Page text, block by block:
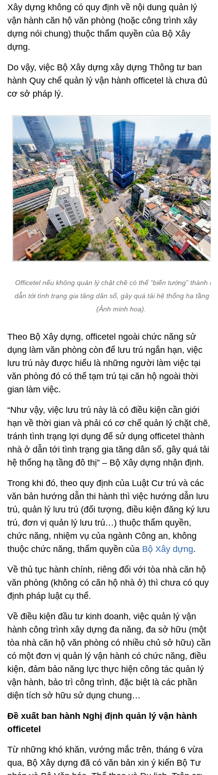
Xây dựng không có quy định về nội dung quản lý
vận hành căn hộ văn phòng (hoặc công trình xây
dựng nói chung) thuộc thẩm quyền của Bộ Xây
dựng.
Do vậy, việc Bộ Xây dựng xây dựng Thông tư ban
hành Quy chế quản lý vận hành officetel là chưa đủ
cơ sở pháp lý.
Officetel nếu không quản lý chặt chẽ có thể “biến tướng” thành
dẫn tới tình trạng gia tăng dân số, gây quá tải hệ thống hạ tầng
(Ảnh minh hoạ).
Theo Bộ Xây dựng, officetel ngoài chức năng sử
dụng làm văn phòng còn để lưu trú ngắn hạn, việc
lưu trú này được hiểu là những người làm việc tại
văn phòng đó có thể tạm trú tại căn hộ ngoài thời
gian làm việc.
“Như vậy, việc lưu trú này là có điều kiện cần giới
hạn về thời gian và phải có cơ chế quản lý chặt chẽ,
tránh tình trạng lợi dụng để sử dụng officetel thành
nhà ở dẫn tới tình trạng gia tăng dân số, gây quá tải
hệ thống hạ tầng đô thị” – Bộ Xây dựng nhận định.
Trong khi đó, theo quy định của Luật Cư trú và các
văn bản hướng dẫn thi hành thì việc hướng dẫn lưu
trú, quản lý lưu trú (đối tượng, điều kiện đăng ký lưu
trú, đơn vị quản lý lưu trú…) thuộc thẩm quyền,
chức năng, nhiệm vụ của ngành Công an, không
thuộc chức năng, thẩm quyền của Bộ Xây dựng.
Về thủ tục hành chính, riêng đối với tòa nhà căn hộ
văn phòng (không có căn hộ nhà ở) thì chưa có quy
định pháp luật cụ thể.
Về điều kiện đầu tư kinh doanh, việc quản lý vận
hành công trình xây dựng đa năng, đa sở hữu (một
tòa nhà căn hộ văn phòng có nhiều chủ sở hữu) cần
có một đơn vị quản lý vận hành có chức năng, điều
kiện, đảm bảo năng lực thực hiện công tác quản lý
vận hành, bảo trì công trình, đặc biệt là các phần
diện tích sở hữu sử dụng chung…
Đề xuất ban hành Nghị định quản lý vận hành
officetel
Từ những khó khăn, vướng mắc trên, tháng 6 vừa
qua, Bộ Xây dựng đã có văn bản xin ý kiến Bộ Tư